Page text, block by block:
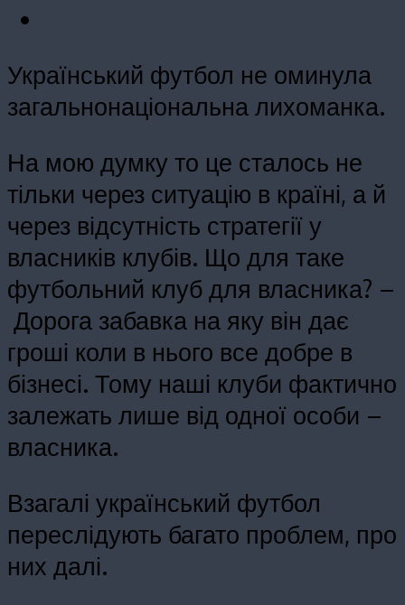
Український футбол не оминула
загальнонаціональна лихоманка.
На мою думку то це сталось не
тільки через ситуацію в країні, а й
через відсутність стратегії у
власників клубів. Що для таке
футбольний клуб для власника? –
Дорога забавка на яку він дає
гроші коли в нього все добре в
бізнесі. Тому наші клуби фактично
залежать лише від одної особи –
власника.
Взагалі український футбол
переслідують багато проблем, про
них далі.